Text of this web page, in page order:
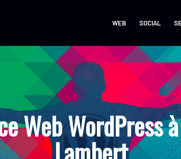
WEB SOCIAL
Web WordPress